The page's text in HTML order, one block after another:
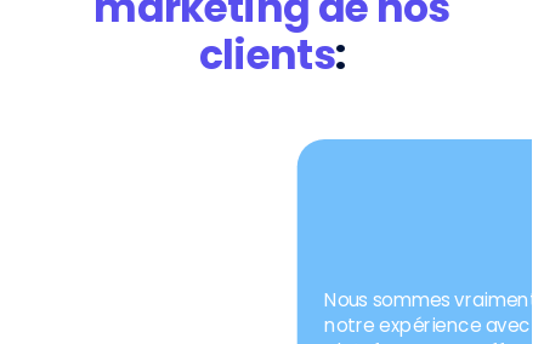
clients:
fiables pour des décisions de
campagne éclairées. Nous avons été
particulièrement impressionnés par le